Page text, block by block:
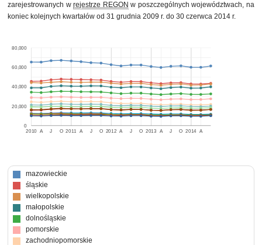
zarejestrowanych wrejestrze REGON w poszczególnych województwach, na
koniec kolejnych kwartałów od 31 grudnia 2009 r. do 30 czerwca 2014 r.
2010 2011 2012 2013 2014
A J O A J O A J O A J O A
0
20,000
40,000
60,000
80,000
mazowieckie
śląskie
wielkopolskie
małopolskie
dolnośląskie
pomorskie
zachodniopomorskie